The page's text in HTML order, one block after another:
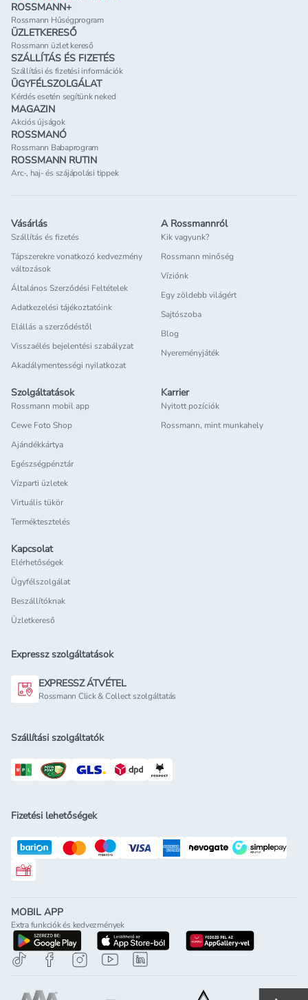
ROSSMANN+
Rossmann Hűségprogram
ÜZLETKERESŐ
Rossmann üzlet kereső
SZÁLLÍTÁS ÉS FIZETÉS
Szállítási és fizetési információk
ÜGYFÉLSZOLGÁLAT
Kérdés esetén segítünk neked
MAGAZIN
Akciós újságok
ROSSMANÓ
Rossmann Babaprogram
ROSSMANN RUTIN
Arc-, haj- és szájápolási tippek
Vásárlás
Szállítás és fizetés
Tápszerekre vonatkozó kedvezmény
változások
Általános Szerződési Feltételek
Adatkezelési tájékoztatóink
Elállás a szerződéstől
Visszaélés bejelentési szabályzat
Akadálymentességi nyilatkozat
A Rossmannról
Kik vagyunk?
Rossmann minőség
Víziónk
Egy zöldebb világért
Sajtószoba
Blog
Nyereményjáték
Szolgáltatások
Rossmann mobil app
Cewe Foto Shop
Ajándékkártya
Egészségpénztár
Vízparti üzletek
Virtuális tükör
Terméktesztelés
Karrier
Nyitott pozíciók
Rossmann, mint munkahely
Kapcsolat
Elérhetőségek
Ügyfélszolgálat
Beszállítóknak
Üzletkereső
Expressz szolgáltatások
EXPRESSZ ÁTVÉTEL
Rossmann Click & Collect szolgáltatás
Szállítási szolgáltatók
Fizetési lehetőségek
Rossmann ajándékkártya
MOBIL APP
Extra funkciók és kedvezmények
letöltés a google-play-rölletöltés az app-store-ból
letöltés